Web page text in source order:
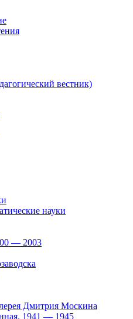
вестник)
науки
— 2003
Дмитрия Москина
1941 — 1945